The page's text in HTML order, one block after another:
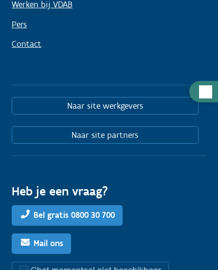
Werken bij VDAB
Pers
Contact
Naar site werkgevers
Naar site partners
Heb je een vraag?
Bel gratis 0800 30 700
Mail ons